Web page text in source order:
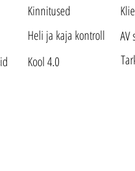
Heli ja kaja kontroll
Kinnitused
Kool 4.0